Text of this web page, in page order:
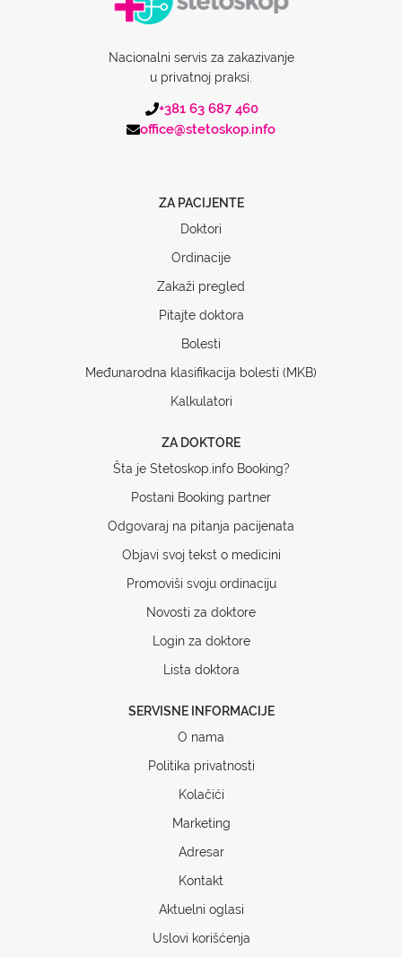
Nacionalni servis za zakazivanje
u privatnoj praksi.
+381 63 687 460
office@stetoskop.info
ZA PACIJENTE
Doktori
Ordinacije
Zakaži pregled
Pitajte doktora
Bolesti
Međunarodna klasifikacija bolesti (MKB)
Kalkulatori
ZA DOKTORE
Šta je Stetoskop.info Booking?
Postani Booking partner
Odgovaraj na pitanja pacijenata
Objavi svoj tekst o medicini
Promoviši svoju ordinaciju
Novosti za doktore
Login za doktore
Lista doktora
SERVISNE INFORMACIJE
O nama
Politika privatnosti
Kolačići
Marketing
Adresar
Kontakt
Aktuelni oglasi
Uslovi korišćenja